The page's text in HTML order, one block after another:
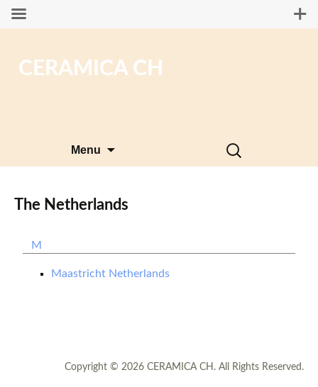
CERAMICA CH
Menu
Search
for:
The Netherlands
M
Maastricht Netherlands
Copyright © 2026 CERAMICA CH. All Rights Reserved.